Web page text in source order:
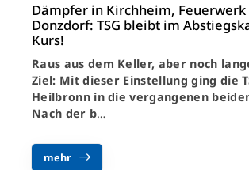
Dämpfer in Kirchheim, Feuerwerk
Donzdorf: TSG bleibt im
Kurs!
Raus aus dem Keller, aber noch
Ziel: Mit dieser Einstellung ging die
Heilbronn in die vergangenen
Nach der b…
mehr